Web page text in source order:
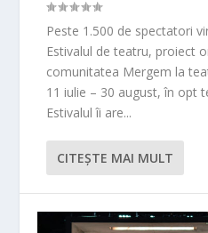
Peste 1.500 de spectatori
Estivalul de teatru, proiect
comunitatea Mergem la
11 iulie – 30 august, în opt
Estivalul îi are...
CITEŞTE MAI MULT